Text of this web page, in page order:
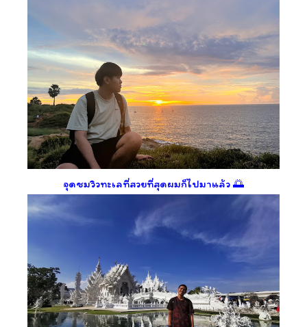
จุดชมวิวทะเลที่สวยที่สุดผมก็ไปมาแล้ว 🌅